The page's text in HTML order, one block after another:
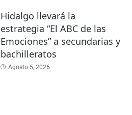
Hidalgo llevará la
estrategia “El ABC de las
Emociones” a secundarias y
bachilleratos
Agosto 5, 2026